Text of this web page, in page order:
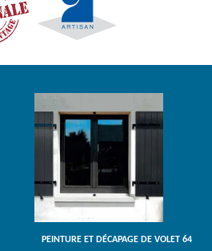
PEINTURE ET DÉCAPAGE DE VOLET 64